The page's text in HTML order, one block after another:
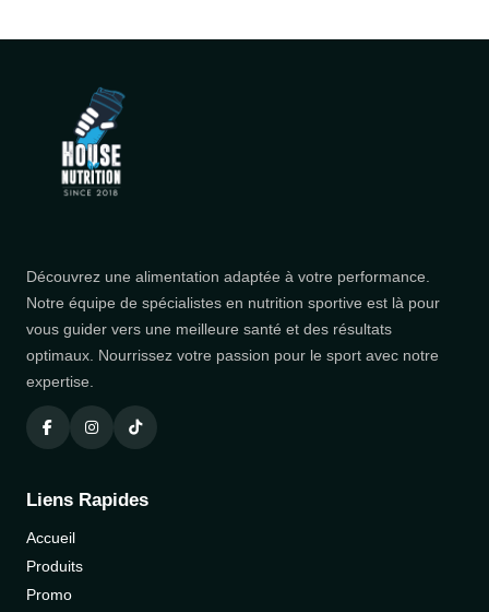
Découvrez une alimentation adaptée à votre performance.
Notre équipe de spécialistes en nutrition sportive est là pour
vous guider vers une meilleure santé et des résultats
optimaux. Nourrissez votre passion pour le sport avec notre
expertise.
Liens Rapides
Accueil
Produits
Promo